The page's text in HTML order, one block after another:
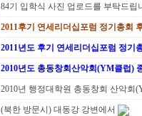
84기 입학식 사진 업로드를 부탁드립
2011후기 연세리더십포럼 정기총회
2011년도 후기 연세리더십포럼 정기
2010년도 총동창회산악회(YM클럽)
2010년 행정대학원 총동창회 산악회
(북한 방문시) 대동강 강변에서